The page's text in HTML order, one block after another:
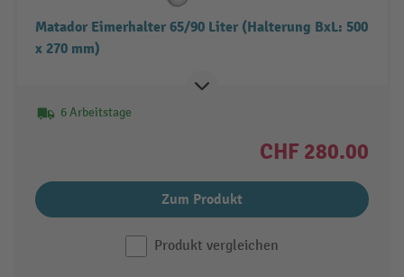
Matador Eimerhalter 65/90 Liter (Halterung BxL: 500
x 270 mm)
6 Arbeitstage
CHF 280.00
Zum Produkt
Produkt vergleichen